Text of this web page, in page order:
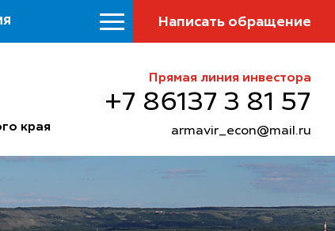
Написать обращение
края
Прямая линия инвестора
+7 86137 3 81 57
armavir_econ@mail.ru